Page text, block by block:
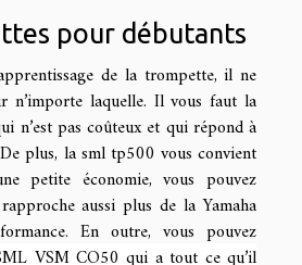
pour débutants
de la trompette, il ne
n’importe laquelle. Il vous faut la
n’est pas coûteux et qui répond à
plus, la sml tp500 vous convient
petite économie, vous pouvez
aussi plus de la Yamaha
En outre, vous pouvez
VSM CO50 qui a tout ce qu’il